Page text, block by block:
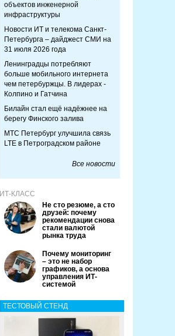
объектов инженерной
инфраструктуры
Новости ИТ и телекома Санкт-
Петербурга – дайджест СМИ на
31 июля 2026 года
Ленинградцы потребляют
больше мобильного интернета
чем петербуржцы. В лидерах -
Колпино и Гатчина
Билайн стал ещё надёжнее на
берегу Финского залива
МТС Петербург улучшила связь
LTE в Петроградском районе
Все новости
ИТ-КЛАСС
Не сто резюме, а сто
друзей: почему
рекомендации снова
стали валютой
рынка труда
Почему мониторинг
– это не набор
графиков, а основа
управления ИТ-
системой
ТЕСТОВЫЙ СТЕНД